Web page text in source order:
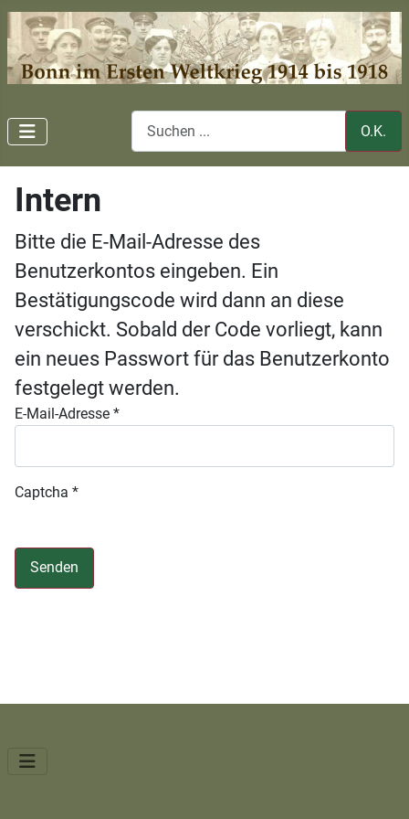
O.K.
Intern
Bitte die E-Mail-Adresse des
Benutzerkontos eingeben. Ein
Bestätigungscode wird dann an diese
verschickt. Sobald der Code vorliegt, kann
ein neues Passwort für das Benutzerkonto
festgelegt werden.
E-Mail-Adresse *
Captcha *
Senden